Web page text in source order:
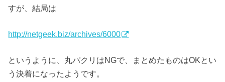
すが、結局は
http://netgeek.biz/archives/6000
というように、丸パクリはNGで、まとめたものはOKとい
う決着になったようです。